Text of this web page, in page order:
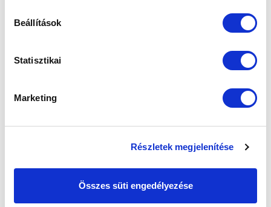
Beállítások
Statisztikai
Marketing
Részletek megjelenítése
Összes süti engedélyezése